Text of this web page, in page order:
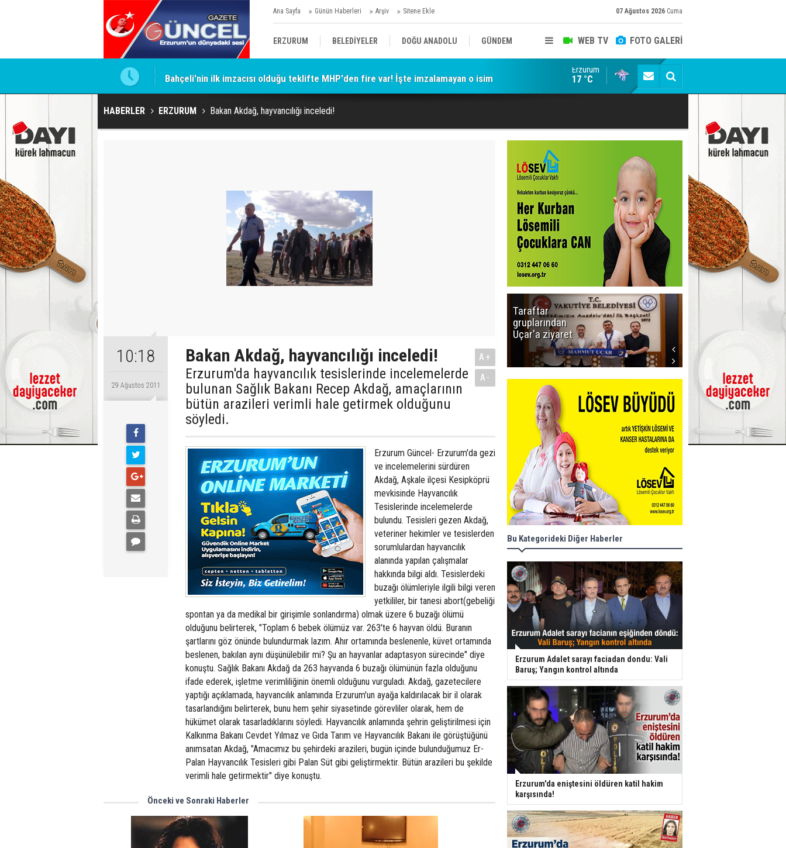
Ana Sayfa Günün Haberleri Arşiv Sitene Ekle 07 Ağustos 2026 Cuma
WEB TV FOTO GALERİ
ERZURUM BELEDİYELER DOĞU ANADOLU GÜNDEM
SİYASET AFAD/ SAVAŞ SPOR
KÜLTÜR/SANAT//MAĞAZİN
Bahçeli'nin ilk imzacısı olduğu teklifte MHP'den fire var! İşte imzalamayan o isim Siyaset-Sermaye Çizgisinde Haklılığın Resmi:
Erzurum
17 °C
HABERLER ERZURUM Bakan Akdağ, hayvancılığı inceledi!
10:18
29 Ağustos 2011
Bakan Akdağ, hayvancılığı inceledi!
Erzurum'da hayvancılık tesislerinde incelemelerde
bulunan Sağlık Bakanı Recep Akdağ, amaçlarının
bütün arazileri verimli hale getirmek olduğunu
söyledi.
A+
A-
Erzurum Güncel- Erzurum'da gezi
ve incelemelerini sürdüren
Akdağ, Aşkale ilçesi Kesipköprü
mevkisinde Hayvancılık
Tesislerinde incelemelerde
bulundu. Tesisleri gezen Akdağ,
veteriner hekimler ve tesislerden
sorumlulardan hayvancılık
alanında yapılan çalışmalar
hakkında bilgi aldı. Tesislerdeki
buzağı ölümleriyle ilgili bilgi veren
yetkililer, bir tanesi abort(gebeliği
spontan ya da medikal bir girişimle sonlandırma) olmak üzere 6 buzağı ölümü
olduğunu belirterek, "Toplam 6 bebek ölümüz var. 263'te 6 hayvan öldü. Buranın
şartlarını göz önünde bulundurmak lazım. Ahır ortamında beslenenle, küvet ortamında
beslenen, bakılan aynı düşünülebilir mi? Şu an hayvanlar adaptasyon sürecinde" diye
konuştu. Sağlık Bakanı Akdağ da 263 hayvanda 6 buzağı ölümünün fazla olduğunu
ifade ederek, işletme verimliliğinin önemli olduğunu vurguladı. Akdağ, gazetecilere
yaptığı açıklamada, hayvancılık anlamında Erzurum'un ayağa kaldırılacak bir il olarak
tasarlandığını belirterek, bunu hem şehir siyasetinde görevliler olarak, hem de
hükümet olarak tasarladıklarını söyledi. Hayvancılık anlamında şehrin geliştirilmesi için
Kalkınma Bakanı Cevdet Yılmaz ve Gıda Tarım ve Hayvancılık Bakanı ile görüştüğünü
anımsatan Akdağ, "Amacımız bu şehirdeki arazileri, bugün içinde bulunduğumuz Er-
Palan Hayvancılık Tesisleri gibi Palan Süt gibi geliştirmektir. Bütün arazileri bu şekilde
verimli hale getirmektir" diye konuştu.
Önceki ve Sonraki Haberler
Taraftar
gruplarından
Uçar'a ziyaret
başlıyor! İlk
düdük Bolu'da
çalacak
Bu Kategorideki Diğer Haberler
Erzurum Adalet sarayı faciadan dondu: Vali
Baruş; Yangın kontrol altında
Erzurum'da eniştesini öldüren katil hakim
karşısında!